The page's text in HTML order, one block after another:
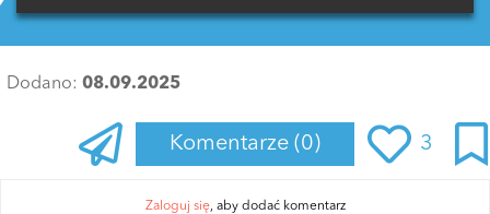
Dodano: 08.09.2025
Komentarze (0) 3
Zaloguj się, aby dodać komentarz